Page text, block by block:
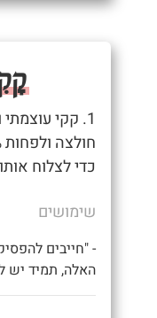
1. קקי
כדי לצלוח
שימושים
- "חייבים
האלה, תמיד יש